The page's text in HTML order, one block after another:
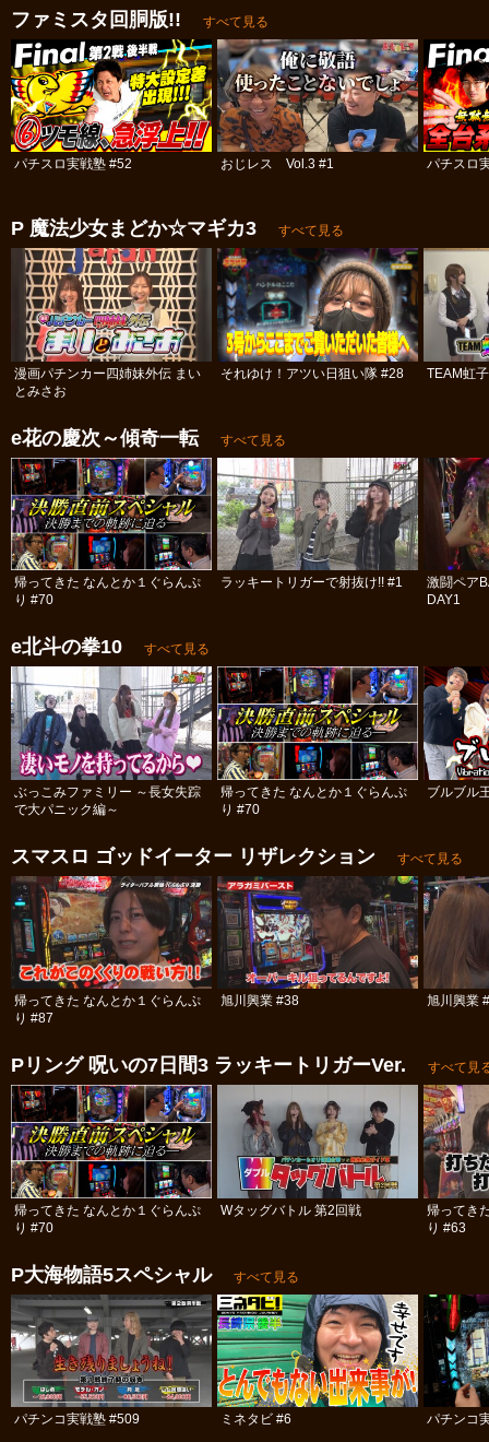
ファミスタ回胴版!! すべて見る
パチスロ実戦塾 #52 おじレス Vol.3 #1 パチスロ
P 魔法少女まどか☆マギカ3 すべて見る
漫画パチンカー四姉妹外伝 まい
とみさお
それゆけ！アツい日狙い隊 #28 TEAM虹
e花の慶次～傾奇一転 すべて見る
帰ってきた なんとか１ぐらんぷ
り #70
ラッキートリガーで射抜け!! #1
激闘ペア
DAY1
e北斗の拳10 すべて見る
ぶっこみファミリー ～長女失踪
で大パニック編～
帰ってきた なんとか１ぐらんぷ
り #70
ブルブル
スマスロ ゴッドイーター リザレクション すべて見る
帰ってきた なんとか１ぐらんぷ
り #87
旭川興業 #38 旭川興業
Pリング 呪いの7日間3 ラッキートリガーVer. すべて見
帰ってきた なんとか１ぐらんぷ
り #70
Wタッグバトル 第2回戦
帰ってき
り #63
P大海物語5スペシャル すべて見る
パチンコ実戦塾 #509 ミネタビ #6 パチンコ